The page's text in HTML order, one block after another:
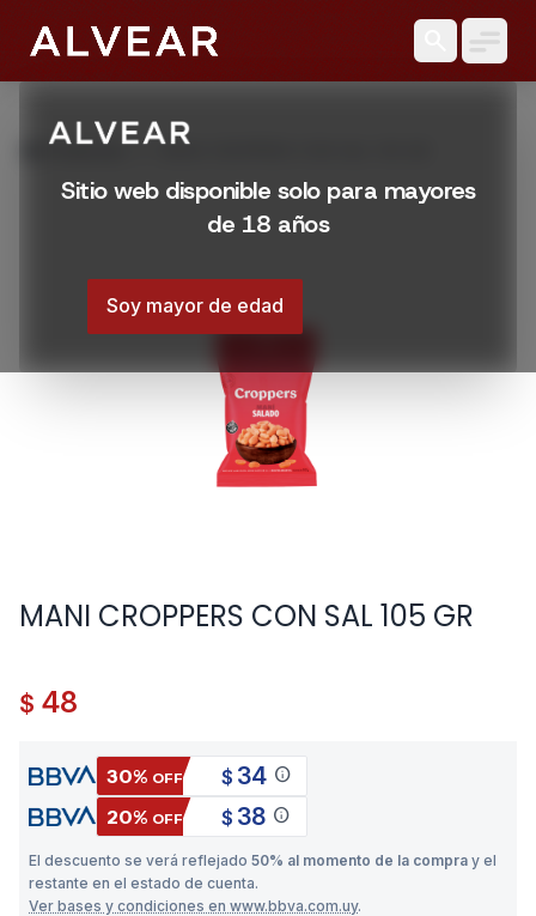
Sitio web disponible solo para mayores
de 18 años
Soy mayor de edad
Productos MANI CROPPERS CON SAL 105 GR
MANI CROPPERS CON SAL 105 GR
$ 48
30% OFF $ 34 info
20% OFF $ 38 info
El descuento se verá reflejado 50% al momento de la compra y el
restante en el estado de cuenta.
Ver bases y condiciones en www.bbva.com.uy.